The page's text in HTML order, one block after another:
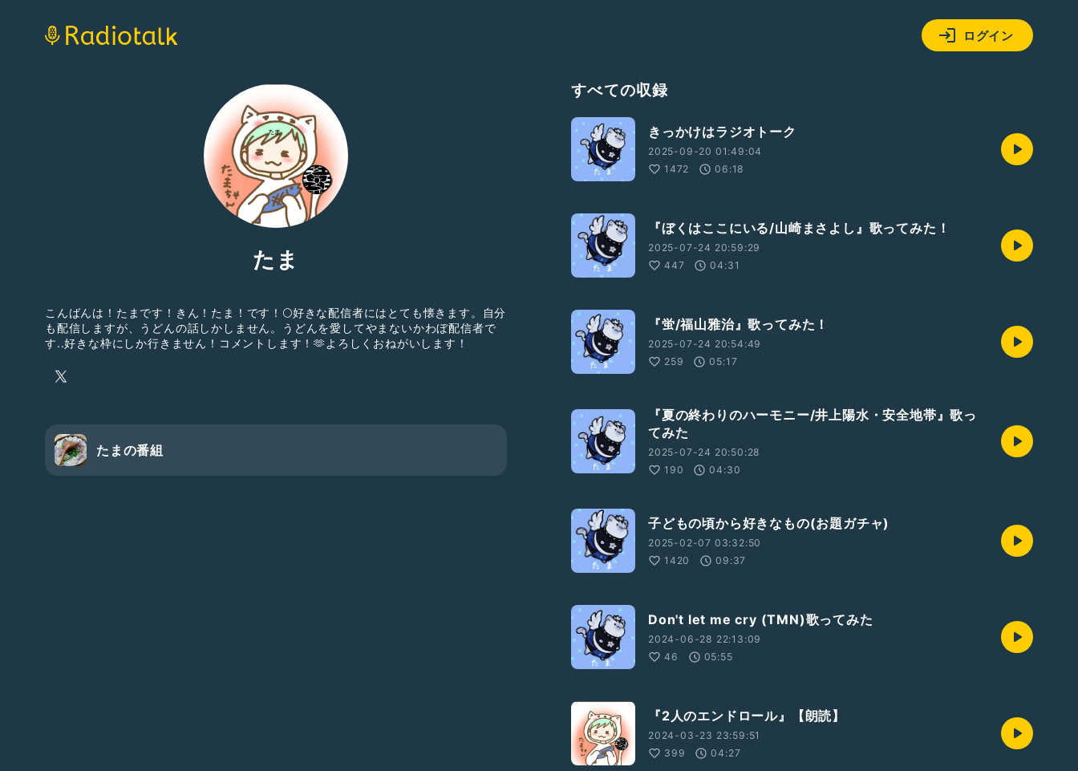
ログイン
たま
こんばんは！たまです！きん！たま！です！🌕好きな配信者にはとても懐きます。自分
も配信しますが、うどんの話しかしません。うどんを愛してやまないかわぼ配信者で
す..好きな枠にしか行きません！コメントします！🫶よろしくおねがいします！
たまの番組
すべての収録
きっかけはラジオトーク
2025-09-20 01:49:04
1472
06:18
『ぼくはここにいる/山崎まさよし』歌ってみた！
2025-07-24 20:59:29
447
04:31
『蛍/福山雅治』歌ってみた！
2025-07-24 20:54:49
259
05:17
『夏の終わりのハーモニー/井上陽水・安全地帯』歌っ
てみた
2025-07-24 20:50:28
190
04:30
子どもの頃から好きなもの(お題ガチャ)
2025-02-07 03:32:50
1420
09:37
Don't let me cry (TMN)歌ってみた
2024-06-28 22:13:09
46
05:55
『2人のエンドロール』【朗読】
2024-03-23 23:59:51
399
04:27